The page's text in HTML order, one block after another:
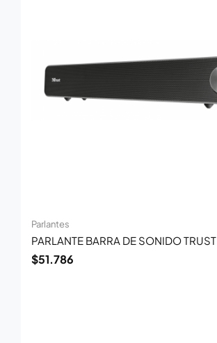
Parlantes
PARLANTE BARRA DE SONIDO TRUST
$51.786